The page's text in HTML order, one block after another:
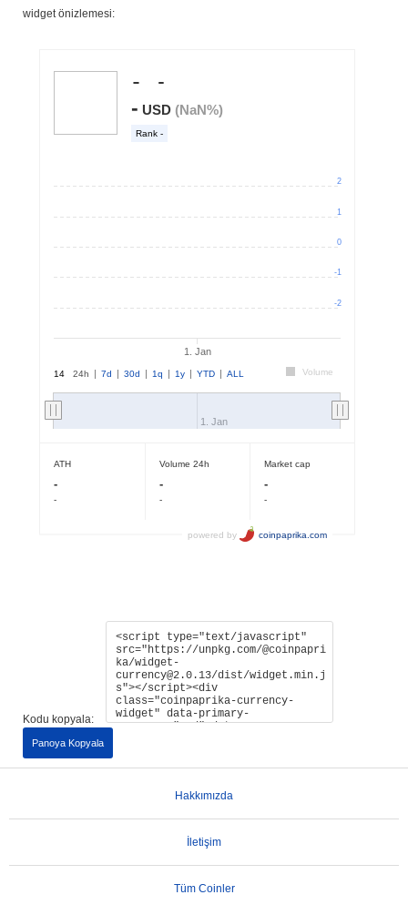
widget önizlemesi:
Kodu kopyala:
Panoya Kopyala
Hakkımızda
İletişim
Tüm Coinler